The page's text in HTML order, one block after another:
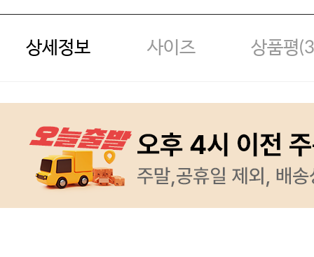
상세정보 사이즈 상품평(3